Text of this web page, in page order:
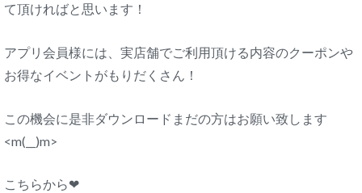
て頂ければと思います！
アプリ会員様には、実店舗でご利用頂ける内容のクーポンや
お得なイベントがもりだくさん！
この機会に是非ダウンロードまだの方はお願い致します
<m(__)m>
こちらから❤